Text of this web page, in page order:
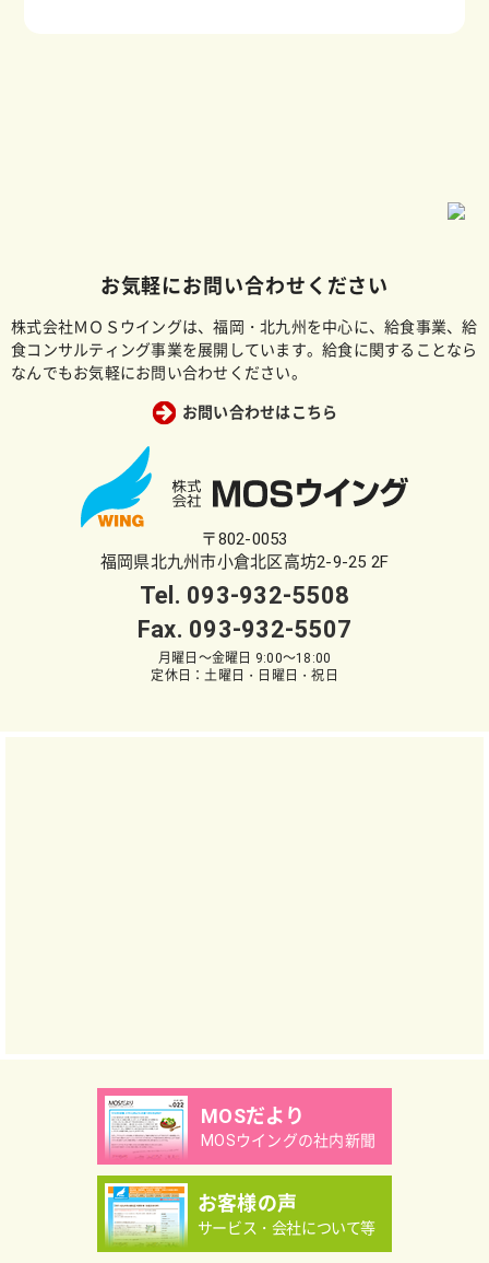
お気軽にお問い合わせください
株式会社ＭＯＳウイングは、福岡・北九州を中心に、給食事業、給
食コンサルティング事業を展開しています。給食に関することなら
なんでもお気軽にお問い合わせください。
お問い合わせはこちら
〒802-0053
福岡県北九州市小倉北区高坊2-9-25 2F
Tel. 093-932-5508
Fax. 093-932-5507
月曜日～金曜日 9:00～18:00
定休日：土曜日・日曜日・祝日
MOSだより
MOSウイングの社内新聞
お客様の声
サービス・会社について等